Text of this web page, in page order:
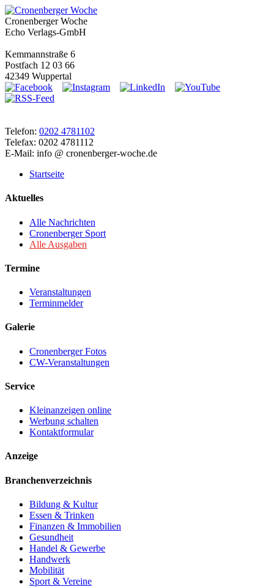
Cronenberger Woche
Echo Verlags-GmbH
Kemmannstraße 6
Postfach 12 03 66
42349 Wuppertal
Telefon: 0202 4781102
Telefax: 0202 4781112
E-Mail: info @ cronenberger-woche.de
Startseite
Aktuelles
Alle Nachrichten
Cronenberger Sport
Alle Ausgaben
Termine
Veranstaltungen
Terminmelder
Galerie
Cronenberger Fotos
CW-Veranstaltungen
Service
Kleinanzeigen online
Werbung schalten
Kontaktformular
Anzeige
Branchenverzeichnis
Bildung & Kultur
Essen & Trinken
Finanzen & Immobilien
Gesundheit
Handel & Gewerbe
Handwerk
Mobilität
Sport & Vereine